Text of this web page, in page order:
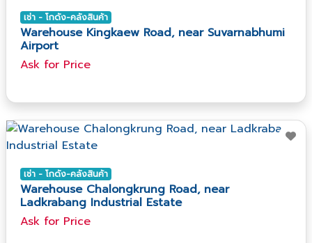
เช่า - โกดัง-คลังสินค้า
Warehouse Kingkaew Road, near Suvarnabhumi
Airport
Ask​ for​ Price
เช่า - โกดัง-คลังสินค้า
Warehouse Chalongkrung Road, near
Ladkrabang Industrial Estate
Ask​ for​ Price